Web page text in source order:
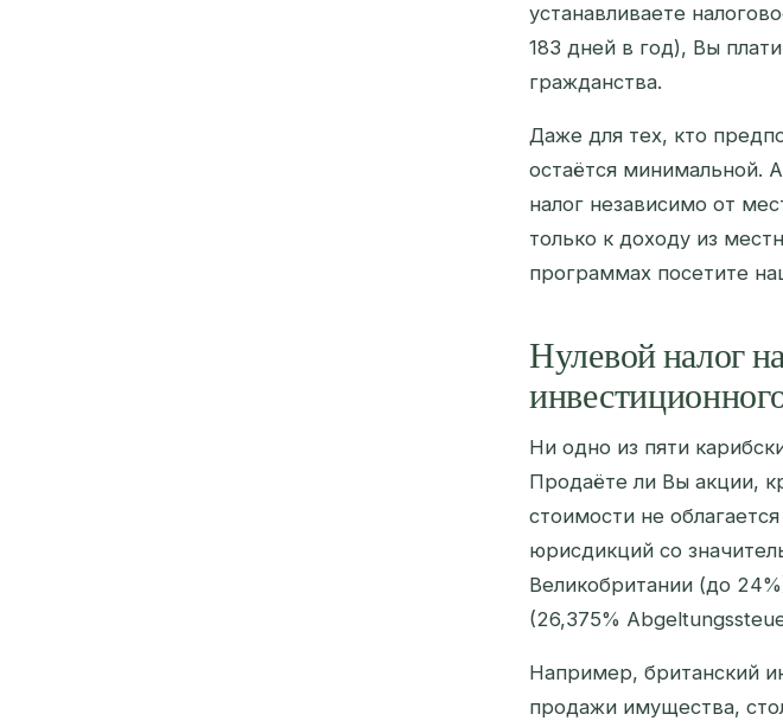
устанавливаете
183 дней в год), Вы
гражданства.
Даже для тех, кто
остаётся минимальной.
налог независимо от
только к доходу из
программах посетите
Нулевой налог
Ни одно из пяти
Продаёте ли Вы акции,
стоимости не
юрисдикций со
Великобритании (до
(26,375%
Например, британский
продажи имущества,